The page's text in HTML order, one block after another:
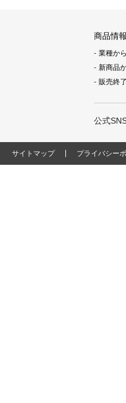
商品情報
業種か
新商品
販売終
公式
サイトマップ プライバシー